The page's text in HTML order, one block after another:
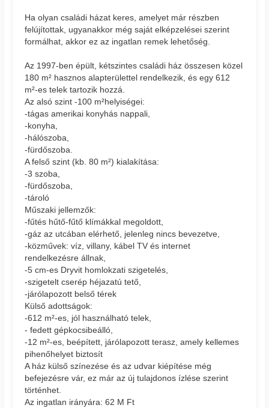
Ha olyan családi házat keres, amelyet már részben
felújítottak, ugyanakkor még saját elképzelései szerint
formálhat, akkor ez az ingatlan remek lehetőség.
Az 1997-ben épült, kétszintes családi ház összesen közel
180 m² hasznos alapterülettel rendelkezik, és egy 612
m²-es telek tartozik hozzá.
Az alsó szint -100 m²helyiségei:
-tágas amerikai konyhás nappali,
-konyha,
-hálószoba,
-fürdőszoba.
A felső szint (kb. 80 m²) kialakítása:
-3 szoba,
-fürdőszoba,
-tároló
Műszaki jellemzők:
-fűtés hűtő-fűtő klímákkal megoldott,
-gáz az utcában elérhető, jelenleg nincs bevezetve,
-közművek: víz, villany, kábel TV és internet
rendelkezésre állnak,
-5 cm-es Dryvit homlokzati szigetelés,
-szigetelt cserép héjazatú tető,
-járólapozott belső térek
Külső adottságok:
-612 m²-es, jól használható telek,
- fedett gépkocsibeálló,
-12 m²-es, beépített, járólapozott terasz, amely kellemes
pihenőhelyet biztosít
A ház külső színezése és az udvar kiépítése még
befejezésre vár, ez már az új tulajdonos ízlése szerint
történhet.
Az ingatlan irányára: 62 M Ft